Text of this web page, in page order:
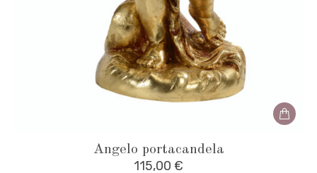
Angelo portacandela
115,00 €